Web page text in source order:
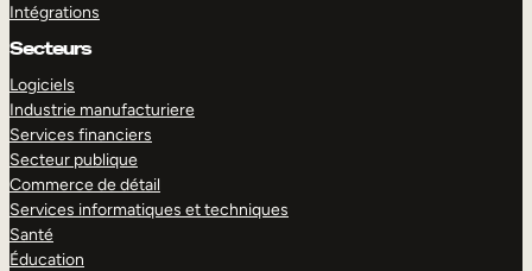
Intégrations
Secteurs
Logiciels
Industrie manufacturiere
Services financiers
Secteur publique
Commerce de détail
Services informatiques et techniques
Santé
Éducation